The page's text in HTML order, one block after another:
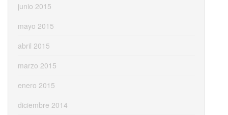
junio 2015
mayo 2015
abril 2015
marzo 2015
enero 2015
diciembre 2014